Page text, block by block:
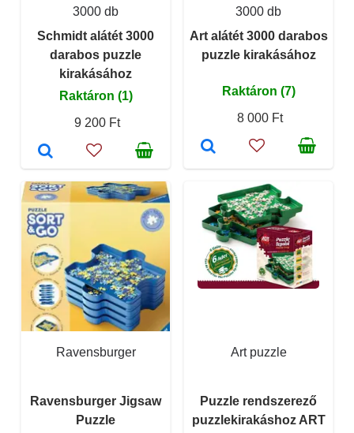
3000 db
Schmidt alátét 3000
darabos puzzle
kirakásához
Raktáron (1)
9 200 Ft
3000 db
Art alátét 3000 darabos
puzzle kirakásához
Raktáron (7)
8 000 Ft
Ravensburger
Ravensburger Jigsaw
Puzzle
Art puzzle
Puzzle rendszerező
puzzlekirakáshoz ART